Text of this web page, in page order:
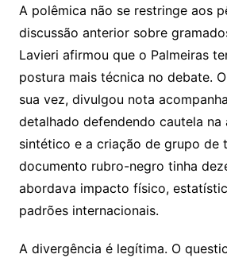
A polêmica não se restringe aos
discussão anterior sobre
Lavieri afirmou que o Palmeiras
postura mais técnica no debate.
sua vez, divulgou nota
detalhado defendendo cautela
sintético e a criação de grupo de
documento rubro-negro tinha
abordava impacto físico,
padrões internacionais.
A divergência é legítima. O